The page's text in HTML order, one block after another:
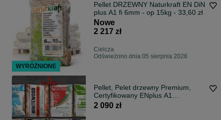
Pellet DRZEWNY Naturkraft EN DiN
plus A1 fi 6mm - op 15kg - 33,60 zł
Nowe
2 217 zł
Cielcza
Odświeżono dnia 05 sierpnia 2026
Pellet, Pelet drzewny Premium,
Certyfikowany ENplus A1
(sosna/buk/dąb)
2 090 zł
WYRÓŻNIONE